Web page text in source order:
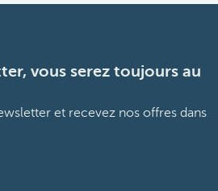
vous serez toujours au
et recevez nos offres dans